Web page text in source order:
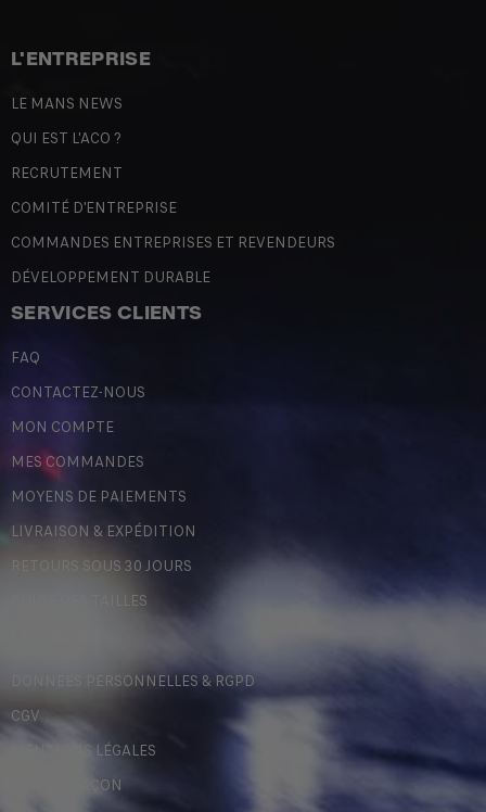
L'ENTREPRISE
LE MANS NEWS
QUI EST L'ACO ?
RECRUTEMENT
COMITÉ D'ENTREPRISE
COMMANDES ENTREPRISES ET REVENDEURS
DÉVELOPPEMENT DURABLE
SERVICES CLIENTS
FAQ
CONTACTEZ-NOUS
MON COMPTE
MES COMMANDES
MOYENS DE PAIEMENTS
LIVRAISON & EXPÉDITION
RETOURS SOUS 30 JOURS
GUIDE DES TAILLES
DONNÉES PERSONNELLES & RGPD
CGV
MENTIONS LÉGALES
CONTREFAÇON